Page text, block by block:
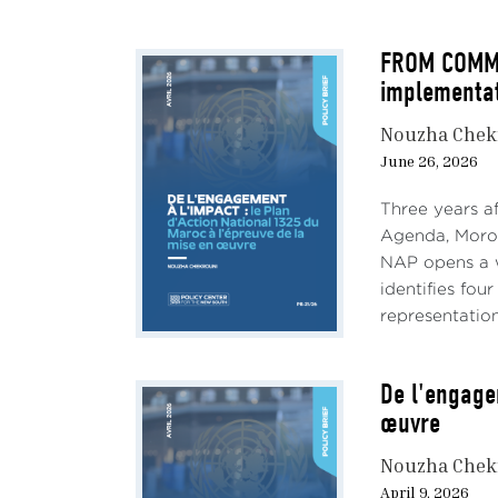
Le
mars
les
Or,
FROM
Nouzha
June 26, 2026
Three years
Agenda,
NAP opens
identifies four
De
œuvre
Nouzha
April 9, 2026